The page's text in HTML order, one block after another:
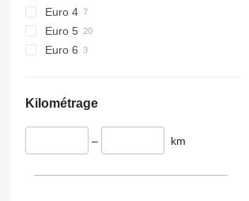
Euro 4
Euro 5
Euro 6
Kilométrage
– km